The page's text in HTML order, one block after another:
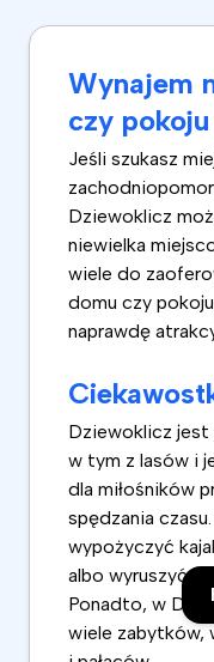
Wynajem
czy
Jeśli szukasz
Dziewoklicz
niewielka
wiele do
domu czy
naprawdę
Dziewoklicz jest
w tym z lasów i
dla miłośników
spędzania
wypożyczyć
albo wyruszyć
Ponadto, w
wiele zabytków,